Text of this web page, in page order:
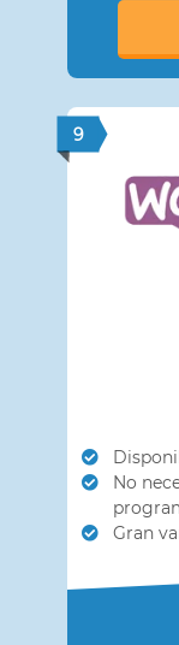
9
No
Gran